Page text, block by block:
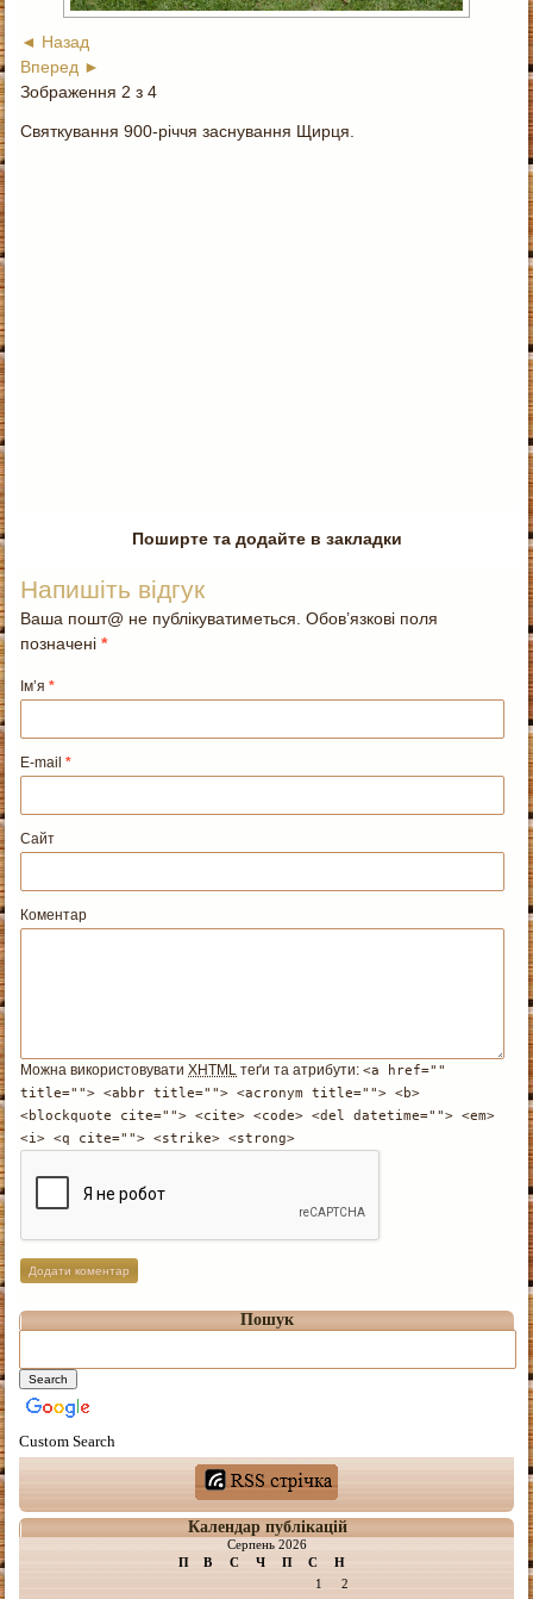
◄ Назад
Вперед ►
Зображення 2 з 4
Святкування 900-річчя заснування Щирця.
Поширте та додайте в закладки
Напишіть відгук
Ваша пошт@ не публікуватиметься. Обов’язкові поля
позначені*
Ім’я*
E-mail*
Сайт
Коментар
Можна використовуватиXHTML теґи та атрибути:<a href=""
title=""> <abbr title=""> <acronym title=""> <b>
<blockquote cite=""> <cite> <code> <del datetime=""> <em>
<i> <q cite=""> <strike> <strong>
Пошук
Custom Search
Календар публікацій
Серпень 2026
П
В С Ч П С Н
1
2